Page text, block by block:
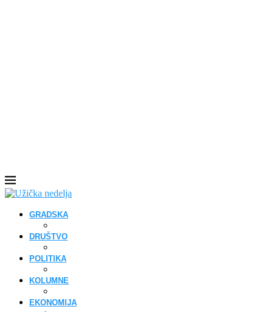
GRADSKA
DRUŠTVO
POLITIKA
KOLUMNE
EKONOMIJA